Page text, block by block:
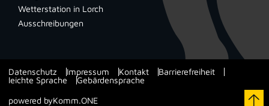
Wetterstation in Lorch
Ausschreibungen
Datenschutz Impressum Kontakt
Barrierefreiheit
leichte Sprache
Gebärdensprache
powered byKomm.ONE